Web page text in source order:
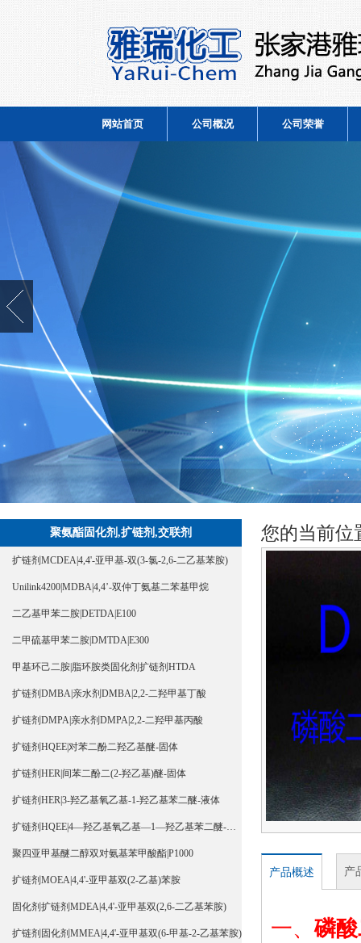
网站首页 公司概况 公司荣誉
您的当前位
产品概述 产
一、磷
聚氨酯固化剂,扩链剂,交联剂
扩链剂MCDEA|4,4'-亚甲基-双(3-氯-2,6-二乙基苯胺)
Unilink4200|MDBA|4,4’-双仲丁氨基二苯基甲烷
二乙基甲苯二胺|DETDA|E100
二甲硫基甲苯二胺|DMTDA|E300
甲基环己二胺|脂环胺类固化剂扩链剂HTDA
扩链剂DMBA|亲水剂DMBA|2,2-二羟甲基丁酸
扩链剂DMPA|亲水剂DMPA|2,2-二羟甲基丙酸
扩链剂HQEE|对苯二酚二羟乙基醚-固体
扩链剂HER|间苯二酚二(2-羟乙基)醚-固体
扩链剂HER|3-羟乙基氧乙基-1-羟乙基苯二醚-液体
扩链剂HQEE|4—羟乙基氧乙基—1—羟乙基苯二醚-液体
聚四亚甲基醚二醇双对氨基苯甲酸酯|P1000
扩链剂MOEA|4,4'-亚甲基双(2-乙基)苯胺
固化剂扩链剂MDEA|4,4'-亚甲基双(2,6-二乙基苯胺)
扩链剂固化剂MMEA|4,4'-亚甲基双(6-甲基-2-乙基苯胺)